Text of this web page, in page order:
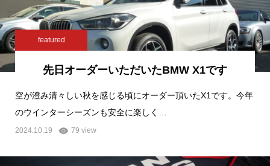
featured
先日オーダーいただいたBMW X1です
空が澄み清々しい秋を感じる頃にオーダー頂いたX1です。今年
のウインターシーズンも安全に楽しく…
2024.10.19 79 view